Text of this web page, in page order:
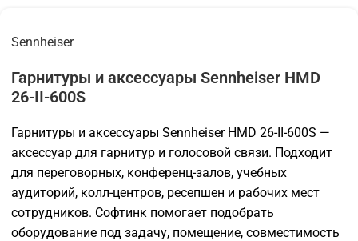
Sennheiser
Гарнитуры и аксессуары Sennheiser HMD
26-II-600S
Гарнитуры и аксессуары Sennheiser HMD 26-II-600S —
аксессуар для гарнитур и голосовой связи. Подходит
для переговорных, конференц-залов, учебных
аудиторий, колл-центров, ресепшен и рабочих мест
сотрудников. Софтинк помогает подобрать
оборудование под задачу, помещение, совместимость